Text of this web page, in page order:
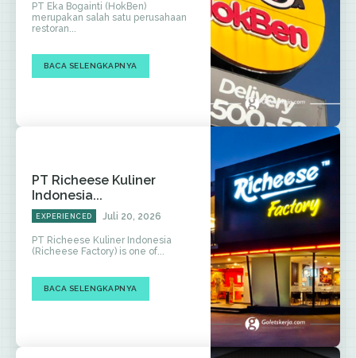
PT Eka Bogainti (HokBen)
merupakan salah satu perusahaan
restoran...
BACA SELENGKAPNYA
PT Richeese Kuliner
Indonesia...
EXPERIENCED Juli 20, 2026
PT Richeese Kuliner Indonesia
(Richeese Factory) is one of...
BACA SELENGKAPNYA